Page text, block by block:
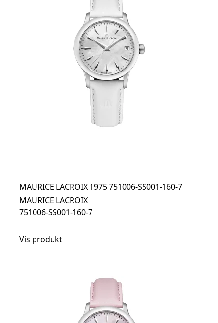
MAURICE LACROIX 1975 751006-SS001-160-7
MAURICE LACROIX
751006-SS001-160-7
Vis produkt